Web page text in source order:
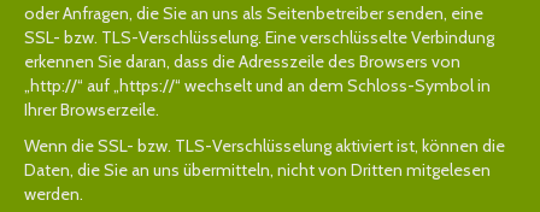
oder Anfragen, die Sie an uns als Seitenbetreiber senden, eine
SSL- bzw. TLS-Verschlüsselung. Eine verschlüsselte Verbindung
erkennen Sie daran, dass die Adresszeile des Browsers von
„http://“ auf „https://“ wechselt und an dem Schloss-Symbol in
Ihrer Browserzeile.
Wenn die SSL- bzw. TLS-Verschlüsselung aktiviert ist, können die
Daten, die Sie an uns übermitteln, nicht von Dritten mitgelesen
werden.